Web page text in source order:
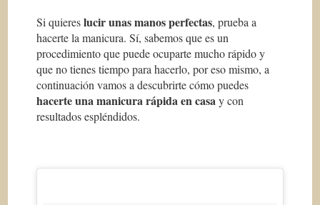
Si quiereslucir unas manos perfectas, prueba a
hacerte la manicura. Sí, sabemos que es un
procedimiento que puede ocuparte mucho rápido y
que no tienes tiempo para hacerlo, por eso mismo, a
continuación vamos a descubrirte cómo puedes
hacerte una manicura rápida en casa y con
resultados espléndidos.